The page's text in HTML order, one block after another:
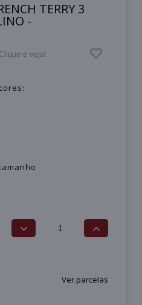
TERRY 3
-
Clique e veja!
Ver parcelas